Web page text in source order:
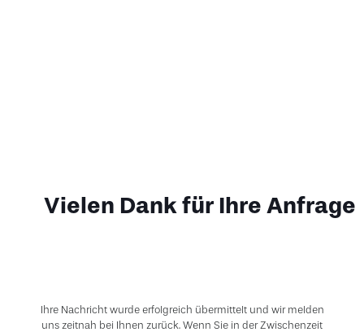
Vielen Dank für Ihre Anfrage
Ihre Nachricht wurde erfolgreich übermittelt und wir melden
uns zeitnah bei Ihnen zurück. Wenn Sie in der Zwischenzeit